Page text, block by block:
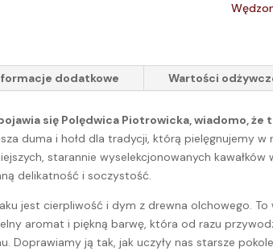
dodatkowe Wartości
się Polędwica Piotrowicka, wiadomo, że
duma i hołd dla tradycji, którą pielęgnujemy
starannie wyselekcjonowanych
delikatność i soczystość.
jest cierpliwość i dym z drewna olchowego.
aromat i piękną barwę, która od razu
Doprawiamy ją tak, jak uczyły nas starsze